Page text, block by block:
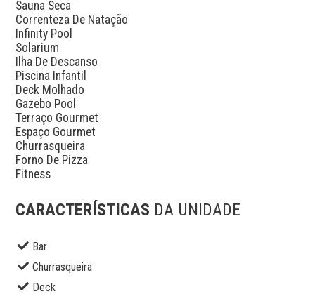
Sauna Seca
Correnteza De Natação
Infinity Pool
Solarium
Ilha De Descanso
Piscina Infantil
Deck Molhado
Gazebo Pool
Terraço Gourmet
Espaço Gourmet
Churrasqueira
Forno De Pizza
Fitness
CARACTERÍSTICAS DA UNIDADE
Bar
Churrasqueira
Deck